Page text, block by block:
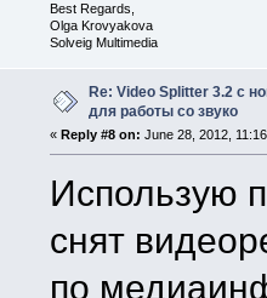
Best Regards,
Olga Krovyakova
Solveig Multimedia
Re: Video Splitter 3.2 c
для работы со звуко
« Reply #8 on: June 28, 2012,
Использую
снят
по